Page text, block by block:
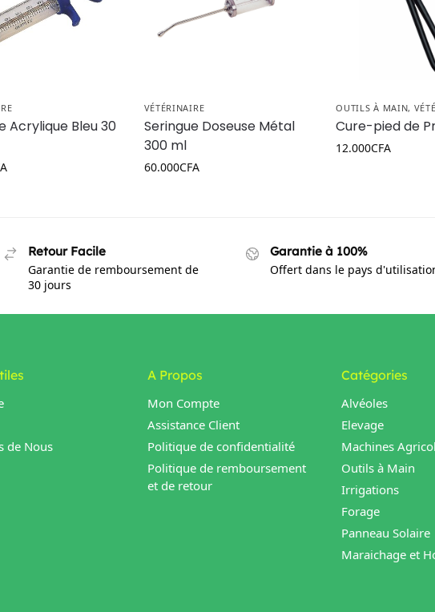
Acrylique Bleu 30
VÉTÉRINAIRE
Seringue Doseuse Métal
300 ml
60.000CFA
OUTILS À MAIN,
Cure-pied de
12.000CFA
Retour Facile
Garantie de remboursement de
30 jours
Garantie à 100%
Offert dans le pays
de Nous
A Propos
Mon Compte
Assistance Client
Politique de confidentialité
Politique de remboursement
et de retour
Catégories
Alvéoles
Elevage
Machines
Outils à Main
Irrigations
Forage
Panneau Solaire
Maraichage et